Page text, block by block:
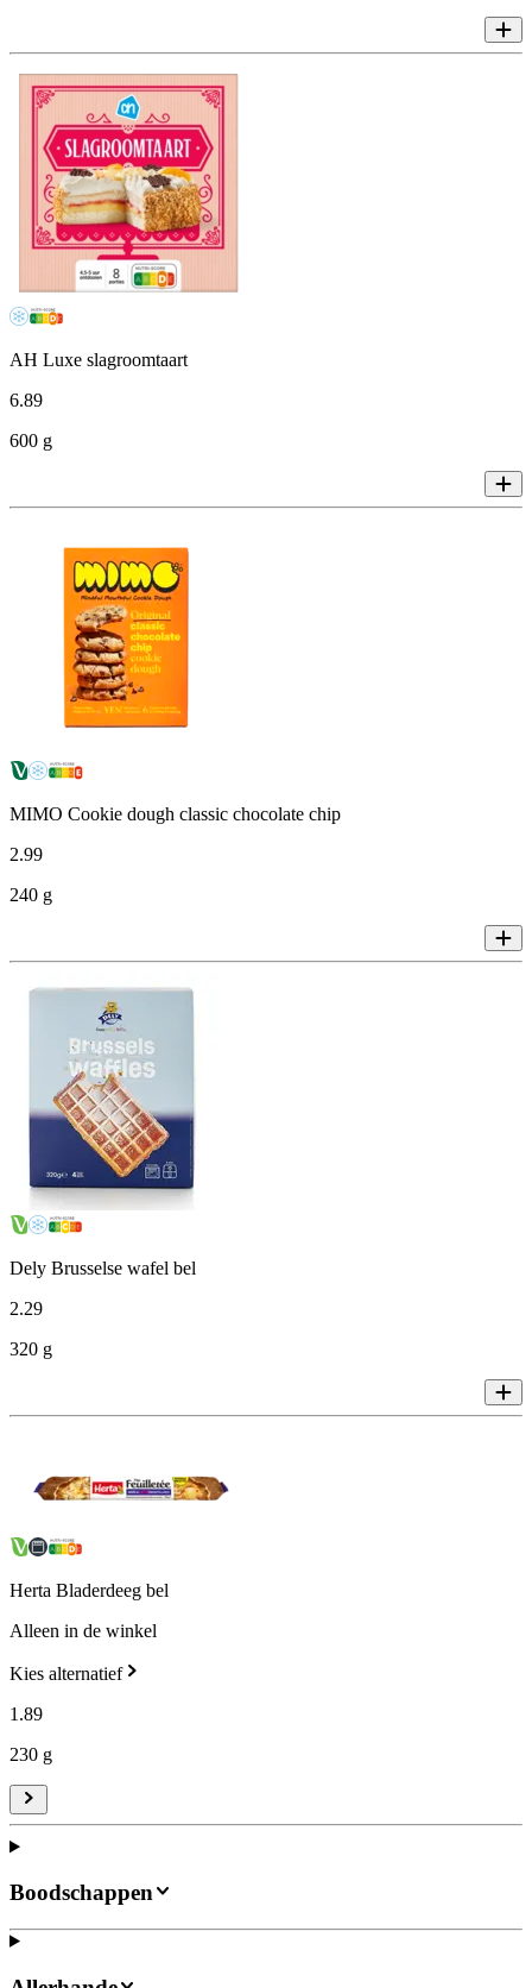
AH Luxe slagroomtaart
6.89
600 g
MIMO Cookie dough classic chocolate chip
2.99
240 g
Dely Brusselse wafel bel
2.29
320 g
Herta Bladerdeeg bel
Alleen in de winkel
Kies alternatief
1.89
230 g
Boodschappen